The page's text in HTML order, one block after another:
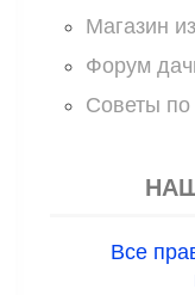
Магазин
Форум
Советы по
Все